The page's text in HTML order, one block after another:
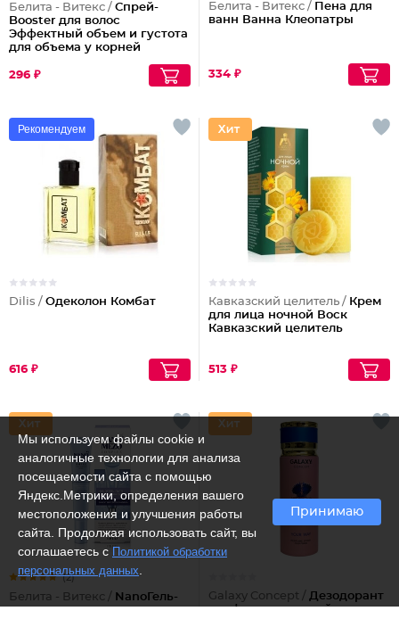
Белита - Витекс / Спрей-
Booster для волос
Эффектный объем и густота
для объема у корней
296 ₽
Белита - Витекс / Пена для
ванн Ванна Клеопатры
334 ₽
Рекомендуем
Dilis / Одеколон Комбат
616 ₽
Кавказский целитель / Крем
для лица ночной Воск
Кавказский целитель
513 ₽
(2)
Белита - Витекс / NanoГель-
патч для кожи вокруг глаз
Galaxy Concept / Дезодорант
парфюмированный
Мы используем файлы cookie и
аналогичные технологии для анализа
посещаемости сайта с помощью
Яндекс.Метрики, определения вашего
местоположения и улучшения работы
сайта. Продолжая использовать сайт, вы
соглашаетесь с Политикой обработки
персональных данных
Принимаю